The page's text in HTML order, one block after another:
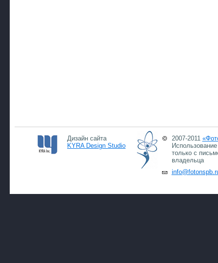
Дизайн сайта
KYRA Design Studio
2007-2011
только с
владельца